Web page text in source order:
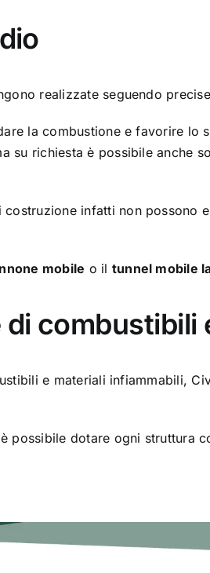
realizzate seguendo
la combustione e favorire lo
su richiesta è possibile anche
infatti non possono
mobile o il tunnel mobile
combustibili
e materiali infiammabili,
è possibile dotare ogni struttura